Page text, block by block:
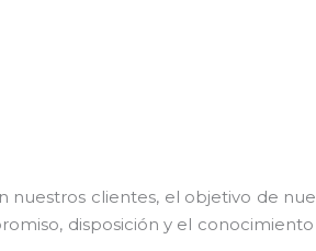
clientes, el objetivo de
disposición y el